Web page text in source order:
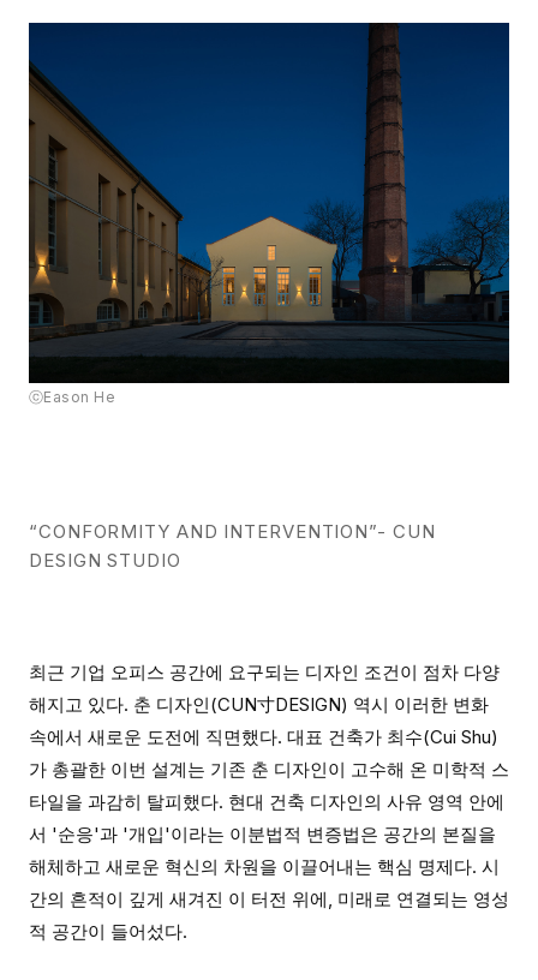
ⓒEason He
“CONFORMITY AND INTERVENTION”- CUN
DESIGN STUDIO
최근 기업 오피스 공간에 요구되는 디자인 조건이 점차 다양
해지고 있다. 춘 디자인(CUN寸DESIGN) 역시 이러한 변화
속에서 새로운 도전에 직면했다. 대표 건축가 최수(Cui Shu)
가 총괄한 이번 설계는 기존 춘 디자인이 고수해 온 미학적 스
타일을 과감히 탈피했다. 현대 건축 디자인의 사유 영역 안에
서 '순응'과 '개입'이라는 이분법적 변증법은 공간의 본질을
해체하고 새로운 혁신의 차원을 이끌어내는 핵심 명제다. 시
간의 흔적이 깊게 새겨진 이 터전 위에, 미래로 연결되는 영성
적 공간이 들어섰다.